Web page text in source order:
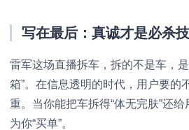
写在最后：真诚才是必杀技
雷军这场直播拆车，拆的不是车，
箱”。在信息透明的时代，用户要的
重。当你能把车拆得“体无完肤”还
为你“买单”。